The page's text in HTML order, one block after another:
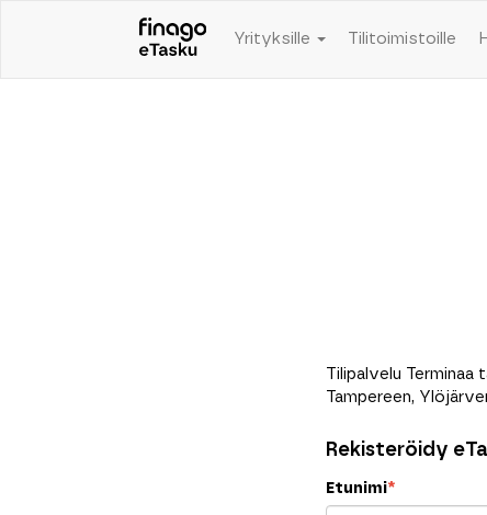
Yrityksille Tilitoimistoille
Tilipalvelu
Tampereen,
Rekisteröidy
Etunimi*